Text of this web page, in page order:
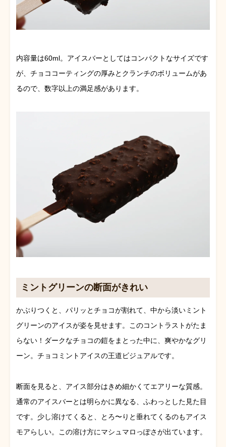
内容量は60ml。アイスバーとしてはコンパクトなサイズです
が、チョココーティングの厚みとクランチのボリュームがあ
るので、数字以上の満足感があります。
ミントグリーンの断面がきれい
かぶりつくと、パリッとチョコが割れて、中から淡いミント
グリーンのアイスが姿を見せます。このコントラストがたま
らない！ダークなチョコの鎧をまとった中に、爽やかなグリ
ーン。チョコミントアイスの王道ビジュアルです。
断面を見ると、アイス部分はきめ細かくてエアリーな質感。
通常のアイスバーとは明らかに異なる、ふわっとした見た目
です。少し溶けてくると、とろ〜りと垂れてくるのもアイス
モアらしい。この溶け方にマシュマロっぽさが出ています。